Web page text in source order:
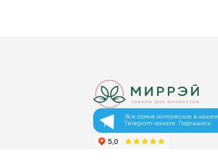
Все самое интересное в нашем
Telegram-канале. Подпишись!